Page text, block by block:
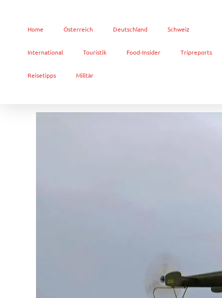
Home Österreich Deutschland Schweiz
International Touristik Food-Insider Tripreports
Reisetipps Militär